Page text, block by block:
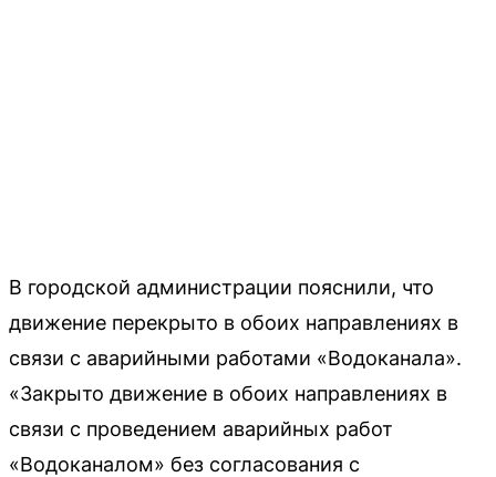
В городской администрации пояснили, что
движение перекрыто в обоих направлениях в
связи с аварийными работами «Водоканала».
«Закрыто движение в обоих направлениях в
связи с проведением аварийных работ
«Водоканалом» без согласования с